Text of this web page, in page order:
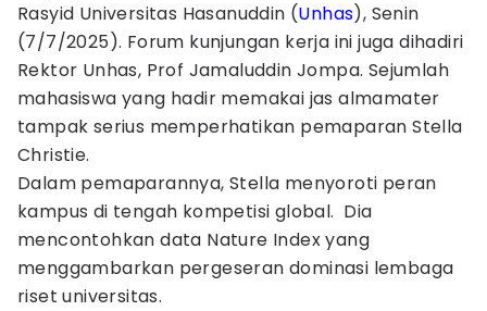
Rasyid Universitas Hasanuddin (Unhas), Senin
(7/7/2025). Forum kunjungan kerja ini juga dihadiri
Rektor Unhas, Prof Jamaluddin Jompa. Sejumlah
mahasiswa yang hadir memakai jas almamater
tampak serius memperhatikan pemaparan Stella
Christie.
Dalam pemaparannya, Stella menyoroti peran
kampus di tengah kompetisi global. Dia
mencontohkan data Nature Index yang
menggambarkan pergeseran dominasi lembaga
riset universitas.